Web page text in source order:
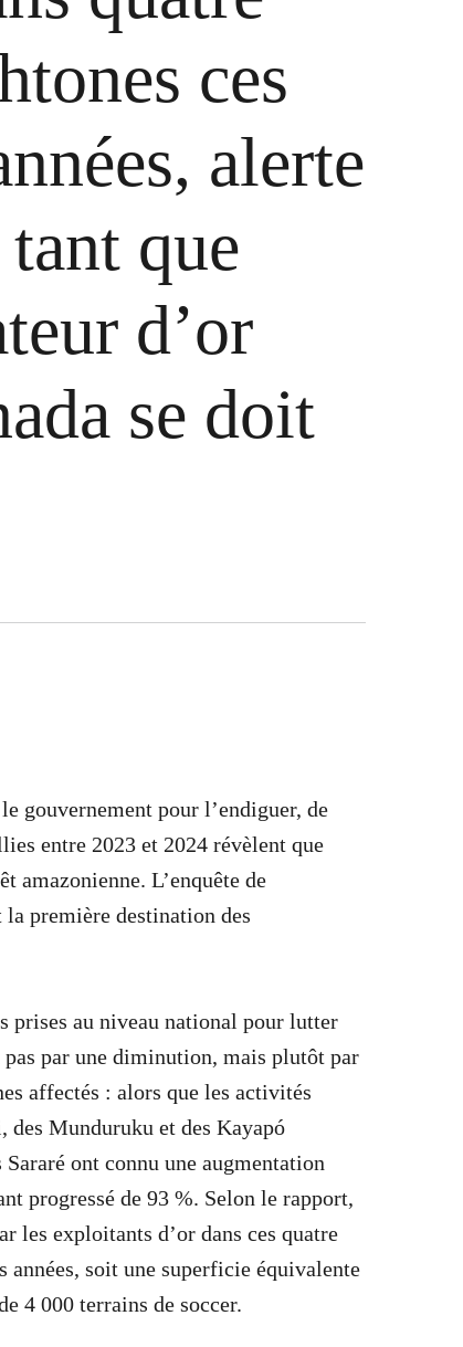
ces
alerte
que
d’or
se doit
gouvernement pour l’endiguer, de
entre 2023 et 2024 révèlent que
amazonienne. L’enquête de
la première destination des
prises au niveau national pour lutter
par une diminution, mais plutôt par
affectés : alors que les activités
des Munduruku et des Kayapó
ont connu une augmentation
progressé de 93 %. Selon le rapport,
les exploitants d’or dans ces quatre
années, soit une superficie équivalente
4 000 terrains de soccer.